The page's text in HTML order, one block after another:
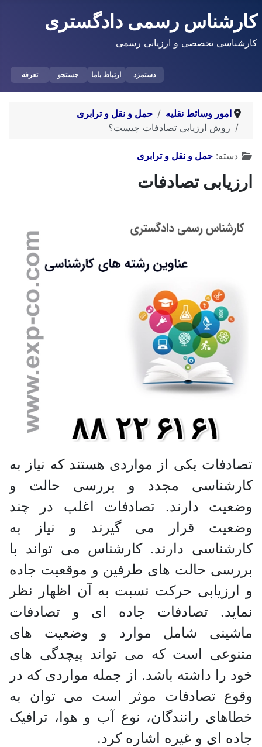
کارشناس رسمی دادگستری
کارشناسی تخصصی و ارزیابی رسمی
دستمزد ارتباط باما جستجو تعرفه
امور وسائط نقلیه
حمل و نقل و ترابری
روش ارزیابی تصادفات چیست؟
توضیحات
دسته: حمل و نقل و ترابری
ارزیابی تصادفات
تصادفات یکی از مواردی هستند که نیاز به
کارشناسی مجدد و بررسی حالت و
وضعیت دارند. تصادفات اغلب در چند
وضعیت قرار می گیرند و نیاز به
کارشناسی دارند. کارشناس می تواند با
بررسی حالت های طرفین و موقعیت جاده
و ارزیابی حرکت نسبت به آن اظهار نظر
نماید. تصادفات جاده ای و تصادفات
ماشینی شامل موارد و وضعیت های
متنوعی است که می تواند پیچدگی های
خود را داشته باشد. از جمله مواردی که در
وقوع تصادفات موثر است می توان به
خطاهای رانندگان، نوع آب و هوا، ترافیک
جاده ای و غیره اشاره کرد.